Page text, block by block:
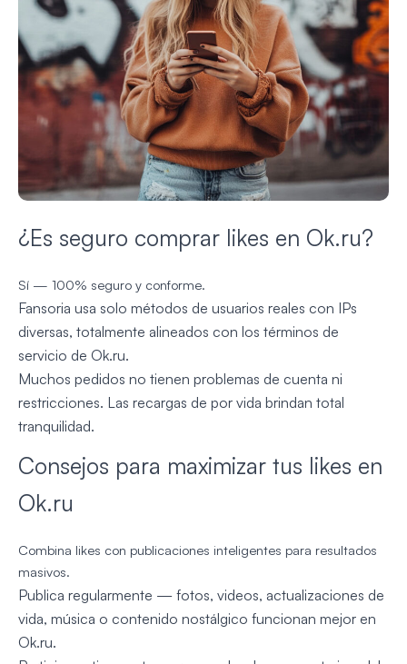
¿Es seguro comprar likes en Ok.ru?
Sí — 100% seguro y conforme.
Fansoria usa solo métodos de usuarios reales con IPs
diversas, totalmente alineados con los términos de
servicio de Ok.ru.
Muchos pedidos no tienen problemas de cuenta ni
restricciones. Las recargas de por vida brindan total
tranquilidad.
Consejos para maximizar tus likes en
Ok.ru
Combina likes con publicaciones inteligentes para resultados
masivos.
Publica regularmente — fotos, videos, actualizaciones de
vida, música o contenido nostálgico funcionan mejor en
Ok.ru.